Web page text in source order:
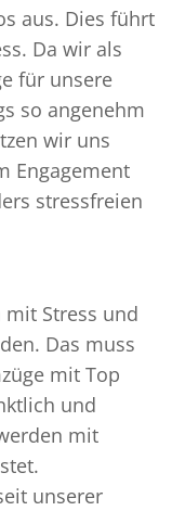
aus. Dies führt
Da wir als
für unsere
so angenehm
wir uns
Engagement
stressfreien
Stress und
Das muss
mit Top
und
mit
unserer